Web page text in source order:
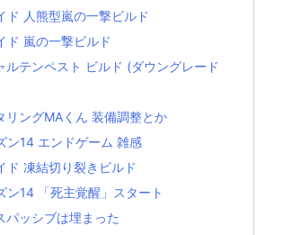
ド 人熊型嵐の一撃ビルド
ド 嵐の一撃ビルド
ルテンペスト ビルド (ダウングレード
リングMAくん 装備調整とか
ン14 エンドゲーム 雑感
ド 凍結切り裂きビルド
ン14 「死主覚醒」スタート
パッシブは埋まった